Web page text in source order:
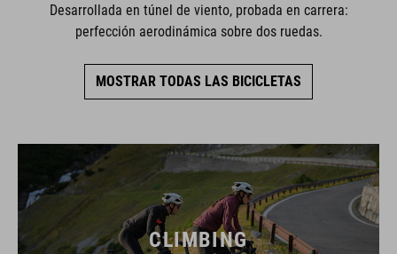
Desarrollada en túnel de viento, probada en carrera:
perfección aerodinámica sobre dos ruedas.
MOSTRAR TODAS LAS BICICLETAS
CLIMBING